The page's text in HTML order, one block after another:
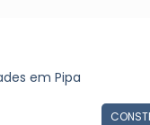
em Pipa